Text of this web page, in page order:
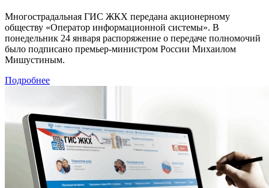
Многострадальная ГИС ЖКХ передана акционерному
обществу «Оператор информационной системы». В
понедельник 24 января распоряжение о передаче полномочий
было подписано премьер-министром России Михаилом
Мишустиным.
Подробнее